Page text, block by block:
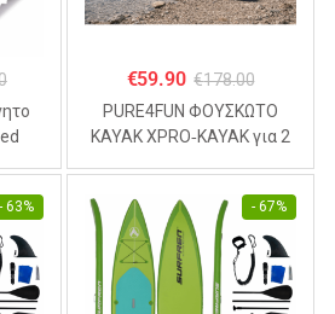
€59.90 €178.00
PURE4FUN ΦΟΥΣΚΩΤΟ
KAYAK XPRO‑KAYAK για 2
- 63% - 67%